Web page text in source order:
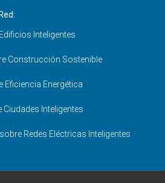
Inteligentes
Construcción Sostenible
Eficiencia Energética
Ciudades Inteligentes
Redes Eléctricas Inteligentes